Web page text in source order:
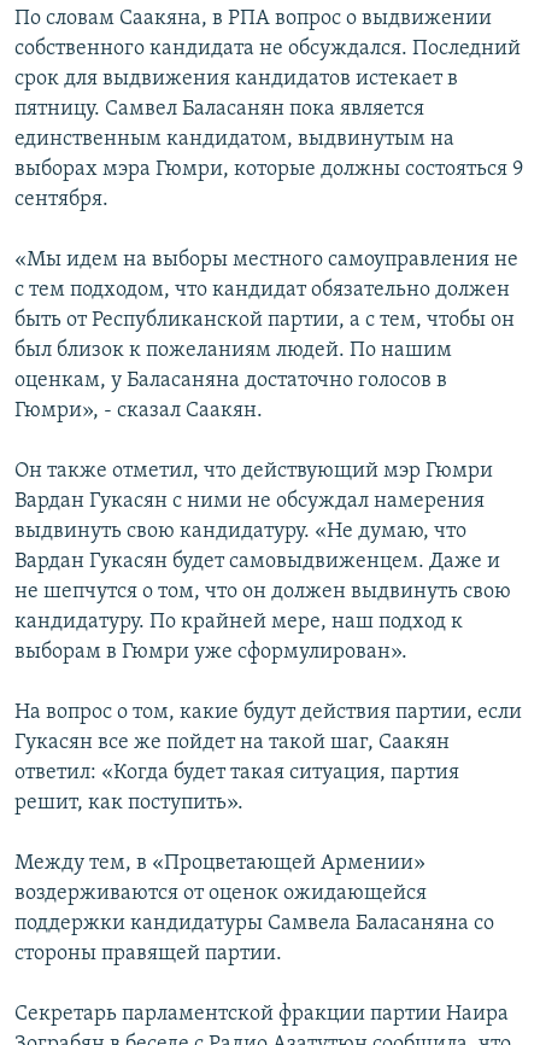
По словам Саакяна, в РПА вопрос о выдвижении
собственного кандидата не обсуждался. Последний
срок для выдвижения кандидатов истекает в
пятницу. Самвел Баласанян пока является
единственным кандидатом, выдвинутым на
выборах мэра Гюмри, которые должны состояться 9
сентября.
«Мы идем на выборы местного самоуправления не
с тем подходом, что кандидат обязательно должен
быть от Республиканской партии, а с тем, чтобы он
был близок к пожеланиям людей. По нашим
оценкам, у Баласаняна достаточно голосов в
Гюмри», - сказал Саакян.
Он также отметил, что действующий мэр Гюмри
Вардан Гукасян с ними не обсуждал намерения
выдвинуть свою кандидатуру. «Не думаю, что
Вардан Гукасян будет самовыдвиженцем. Даже и
не шепчутся о том, что он должен выдвинуть свою
кандидатуру. По крайней мере, наш подход к
выборам в Гюмри уже сформулирован».
На вопрос о том, какие будут действия партии, если
Гукасян все же пойдет на такой шаг, Саакян
ответил: «Когда будет такая ситуация, партия
решит, как поступить».
Между тем, в «Процветающей Армении»
воздерживаются от оценок ожидающейся
поддержки кандидатуры Самвела Баласаняна со
стороны правящей партии.
Секретарь парламентской фракции партии Наира